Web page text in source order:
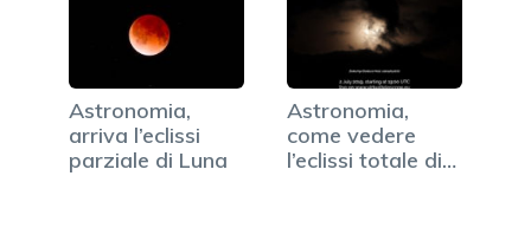
Astronomia,
arriva l’eclissi
parziale di Luna
Astronomia,
come vedere
l’eclissi totale di